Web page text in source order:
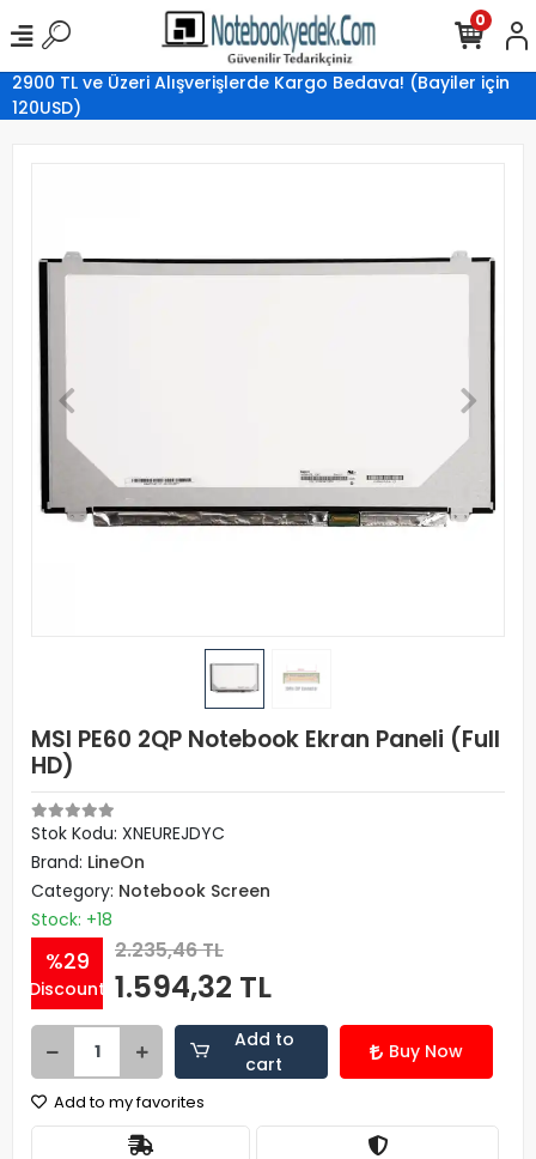
2900 TL ve Üzeri Alışverişlerde Kargo Bedava! (Bayiler için
120USD)
0
MSI PE60 2QP Notebook Ekran Paneli (Full
HD)
Stok Kodu: XNEUREJDYC
Brand: LineOn
Category: Notebook Screen
Stock: +18
%29
Discount
2.235,46 TL
1.594,32 TL
Add to
cart
Buy Now
Add to my favorites